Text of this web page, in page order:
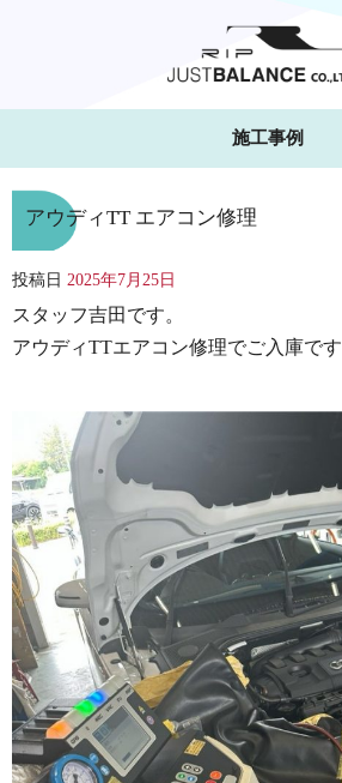
施工事例
アウディTT エアコン修理
投稿日 2025年7月25日
スタッフ吉田です。
アウディTTエアコン修理でご入庫です